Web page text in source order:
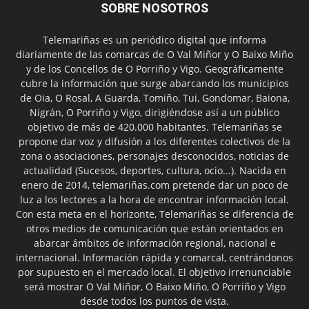
SOBRE NOSOTROS
Telemariñas es un periódico digital que informa
diariamente de las comarcas de O Val Miñor y O Baixo Miño
y de los Concellos de O Porriño y Vigo. Geográficamente
cubre la información que surge abarcando los municipios
de Oia, O Rosal, A Guarda, Tomiño, Tui, Gondomar, Baiona,
Nigrán, O Porriño y Vigo, dirigiéndose así a un público
objetivo de más de 420.000 habitantes. Telemariñas se
propone dar voz y difusión a los diferentes colectivos de la
zona o asociaciones, personajes desconocidos, noticias de
actualidad (Sucesos, deportes, cultura, ocio...). Nacida en
enero de 2014, telemariñas.com pretende dar un poco de
luz a los lectores a la hora de encontrar información local.
Con esta meta en el horizonte, Telemariñas se diferencia de
otros medios de comunicación que están orientados en
abarcar ámbitos de información regional, nacional e
internacional. Información rápida y comarcal, centrándonos
por supuesto en el mercado local. El objetivo irrenunciable
será mostrar O Val Miñor, O Baixo Miño, O Porriño y Vigo
desde todos los puntos de vista.